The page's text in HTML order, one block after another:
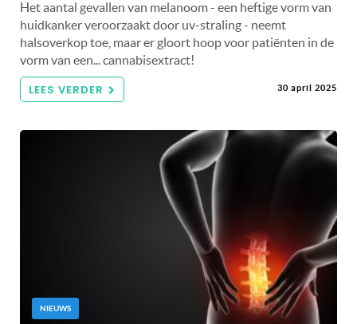
Het aantal gevallen van melanoom - een heftige vorm van
huidkanker veroorzaakt door uv-straling - neemt
halsoverkop toe, maar er gloort hoop voor patiënten in de
vorm van een... cannabisextract!
LEES VERDER 30 april 2025
NIEUWS